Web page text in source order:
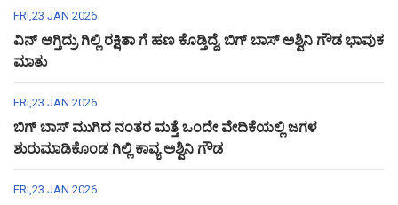
FRI,23 JAN 2026
ವಿನ್ ಆಗ್ತಿದ್ರು ಗಿಲ್ಲಿ ರಕ್ಷಿತಾ ಗೆ ಹಣ ಕೊಡ್ತಿದ್ದೆ, ಬಿಗ್ ಬಾಸ್ ಅಶ್ವಿನಿ ಗೌಡ ಭಾವುಕ
ಮಾತು
FRI,23 JAN 2026
ಬಿಗ್ ಬಾಸ್ ಮುಗಿದ ನಂತರ ಮತ್ತೆ ಒಂದೇ ವೇದಿಕೆಯಲ್ಲಿ ಜಗಳ
ಶುರುಮಾಡಿಕೊಂಡ ಗಿಲ್ಲಿ ಕಾವ್ಯ ಅಶ್ವಿನಿ ಗೌಡ
FRI,23 JAN 2026